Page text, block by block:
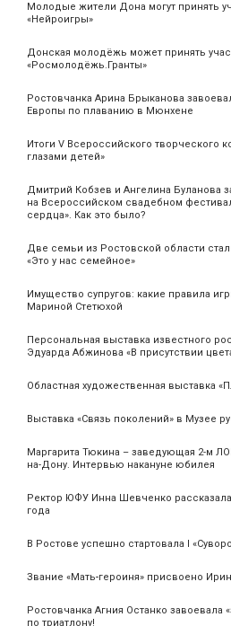
Молодые жители Дона могут принять
«Нейроигры»
Донская молодёжь может принять
«Росмолодёжь.Гранты»
Ростовчанка Арина Брыканова
Европы по плаванию в Мюнхене
Итоги V Всероссийского творческого
глазами детей»
Дмитрий Кобзев и Ангелина Буланова
на Всероссийском свадебном
сердца». Как это было?
Две семьи из Ростовской области
«Это у нас семейное»
Имущество супругов: какие правила
Мариной Стетюхой
Персональная выставка известного
Эдуарда Абжинова «В присутствии
Областная художественная выставка
Выставка «Связь поколений» в Музее
Маргарита Тюкина – заведующая 2-м
на-Дону. Интервью накануне юбилея
Ректор ЮФУ Инна Шевченко
года
В Ростове успешно стартовала I
Звание «Мать‑героиня» присвоено
Ростовчанка Агния Останко завоевала
по триатлону!